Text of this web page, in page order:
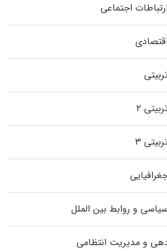
اجتماعی
۲
۳
و روابط بین الملل
و مدیریت انتظامی